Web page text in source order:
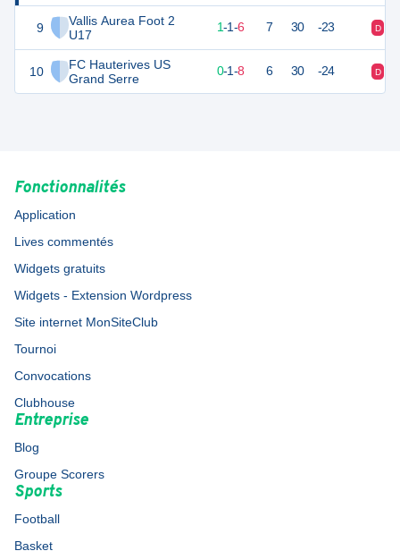
9
Vallis Aurea Foot 2
U17
10
FC Hauterives US
Grand Serre
3 1-1-6 7 30 -23 D
1 0-1-8 6 30 -24 D
Fonctionnalités
Application
Lives commentés
Widgets gratuits
Widgets - Extension Wordpress
Site internet MonSiteClub
Tournoi
Convocations
Clubhouse
Entreprise
Blog
Groupe Scorers
Sports
Football
Basket